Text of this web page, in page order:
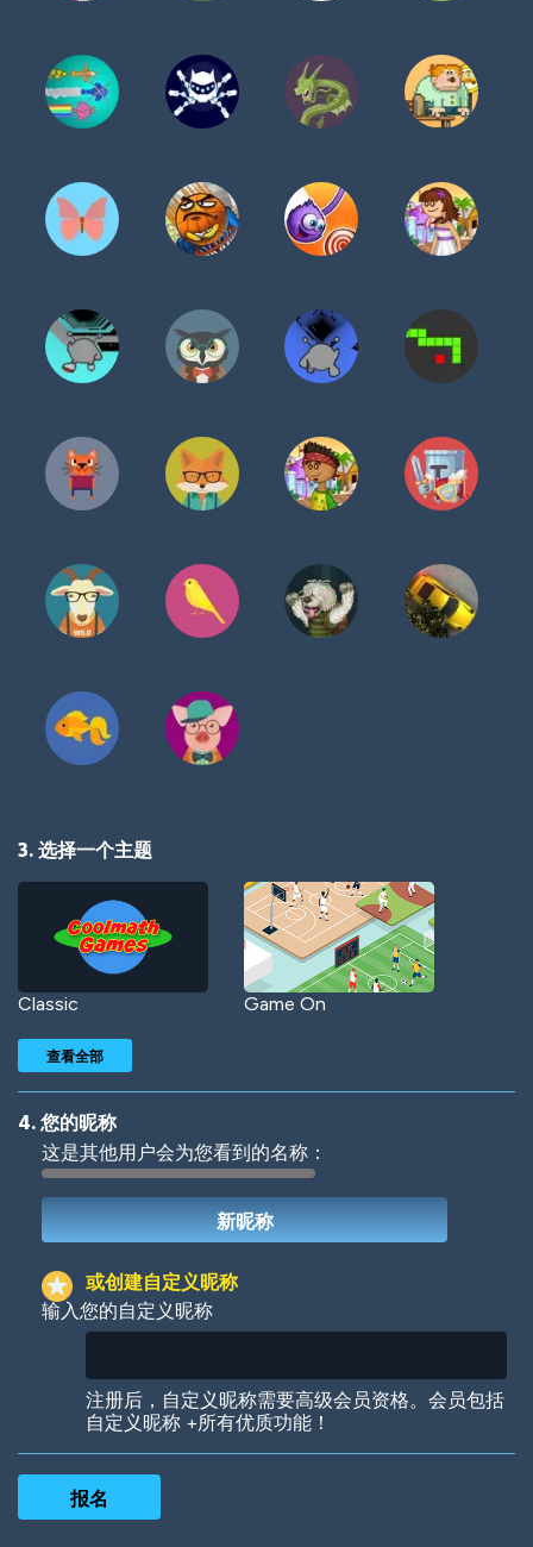
3. 选择一个主题
Classic Game On
Woof Jungle Cats
查看全部
4. 您的昵称
这是其他用户会为您看到的名称：
或创建自定义昵称
输入您的自定义昵称
注册后，自定义昵称需要高级会员资格。会员包括
自定义昵称 +所有优质功能！